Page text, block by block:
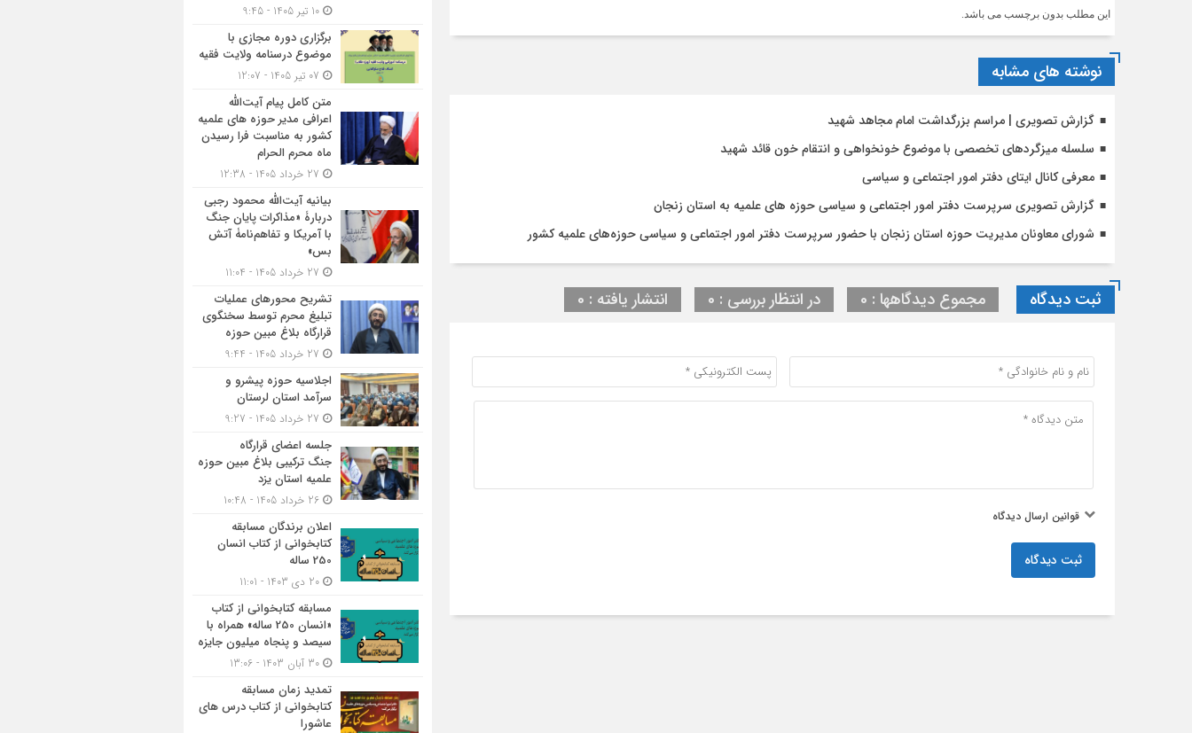
این مطلب بدون برچسب می باشد.
نوشته های مشابه
گزارش تصویری | مراسم بزرگداشت امام مجاهد شهید
سلسله میزگردهای تخصصی با موضوع خونخواهی و انتقام خون قائد شهید
معرفی کانال ایتای دفتر امور اجتماعی و سیاسی
گزارش تصویری سرپرست دفتر امور اجتماعی و سیاسی حوزه های علمیه به استان زنجان
شورای معاونان مدیریت حوزه استان زنجان با حضور سرپرست دفتر امور اجتماعی و سیاسی حوزه‌های علمیه کشور
ثبت دیدگاه مجموع دیدگاهها : 0 در انتظار بررسی : 0 انتشار یافته : 0
قوانین ارسال دیدگاه
ثبت دیدگاه
برگزاری دوره مجازی با
موضوع درسنامه ولایت فقیه
متن کامل پیام آیت‌الله
اعرافی مدیر حوزه های علمیه
کشور به مناسبت فرا رسیدن
ماه محرم الحرام
بیانیه آیت‌الله محمود رجبی
دربارۀ «مذاکرات پایان جنگ
با آمریکا و تفاهم‌نامۀ آتش
بس»
تشریح محورهای عملیات
تبلیغ محرم توسط سخنگوی
قرارگاه بلاغ مبین حوزه
اجلاسیه حوزه پیشرو و
سرآمد استان لرستان
جلسه اعضای قرارگاه
جنگ ترکیبی بلاغ مبین حوزه
علمیه استان یزد
اعلان برندگان مسابقه
کتابخوانی از کتاب انسان
250 ساله
مسابقه کتاب‎خوانی از کتاب
«انسان 250 ساله» همراه با
سیصد و پنجاه میلیون جایزه
تمدید زمان مسابقه
کتابخوانی از کتاب درس های
عاشورا